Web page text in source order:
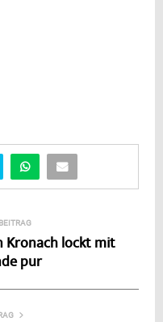
Kronach lockt mit
pur